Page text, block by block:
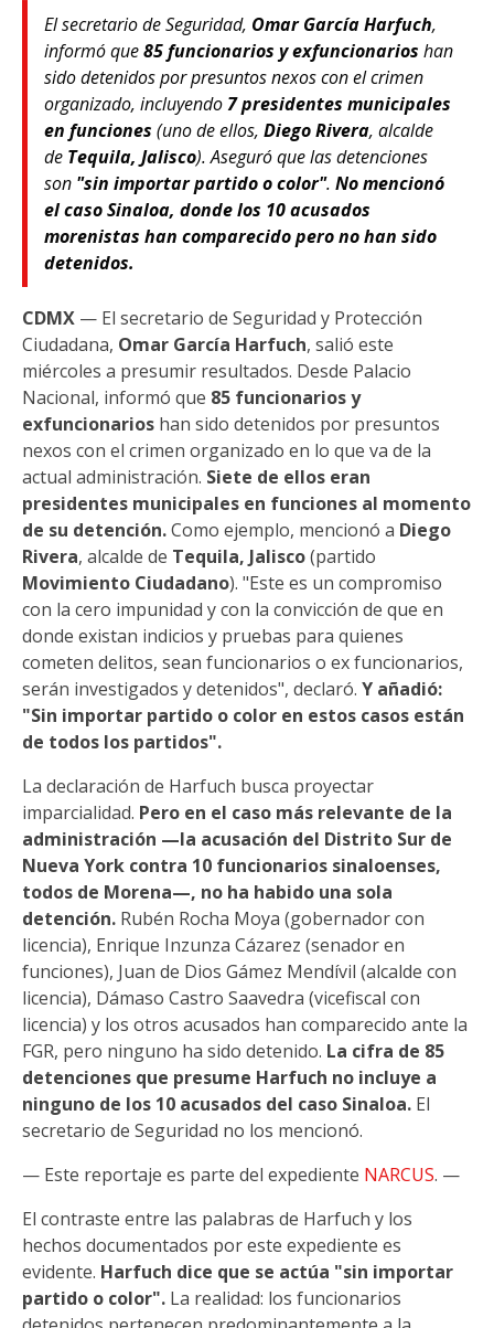
El secretario de Seguridad, Omar García Harfuch,
informó que85 funcionarios y exfuncionarios han
sido detenidos por presuntos nexos con el crimen
organizado, incluyendo7 presidentes municipales
en funciones (uno de ellos, Diego Rivera, alcalde
de Tequila, Jalisco). Aseguró que las detenciones
son "sin importar partido o color". No mencionó
el caso Sinaloa, donde los 10 acusados
morenistas han comparecido pero no han sido
detenidos.
CDMX — El secretario de Seguridad y Protección
Ciudadana, Omar García Harfuch, salió este
miércoles a presumir resultados. Desde Palacio
Nacional, informó que 85 funcionarios y
exfuncionarios han sido detenidos por presuntos
nexos con el crimen organizado en lo que va de la
actual administración. Siete de ellos eran
presidentes municipales en funciones al momento
de su detención.Como ejemplo, mencionó a Diego
Rivera, alcalde de Tequila, Jalisco(partido
Movimiento Ciudadano). "Este es un compromiso
con la cero impunidad y con la convicción de que en
donde existan indicios y pruebas para quienes
cometen delitos, sean funcionarios o ex funcionarios,
serán investigados y detenidos", declaró. Y añadió:
"Sin importar partido o color en estos casos están
de todos los partidos".
La declaración de Harfuch busca proyectar
imparcialidad. Pero en el caso más relevante de la
administración —la acusación del Distrito Sur de
Nueva York contra 10 funcionarios sinaloenses,
todos de Morena—, no ha habido una sola
detención. Rubén Rocha Moya (gobernador con
licencia), Enrique Inzunza Cázarez (senador en
funciones), Juan de Dios Gámez Mendívil (alcalde con
licencia), Dámaso Castro Saavedra (vicefiscal con
licencia) y los otros acusados han comparecido ante la
FGR, pero ninguno ha sido detenido. La cifra de 85
detenciones que presume Harfuch no incluye a
ninguno de los 10 acusados del caso Sinaloa. El
secretario de Seguridad no los mencionó.
— Este reportaje es parte del expediente NARCUS. —
El contraste entre las palabras de Harfuch y los
hechos documentados por este expediente es
evidente. Harfuch dice que se actúa "sin importar
partido o color". La realidad: los funcionarios